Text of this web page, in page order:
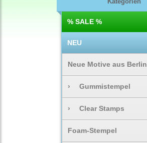
% SALE %
NEU
Neue Motive aus Berlin
› Gummistempel
› Clear Stamps
Foam-Stempel